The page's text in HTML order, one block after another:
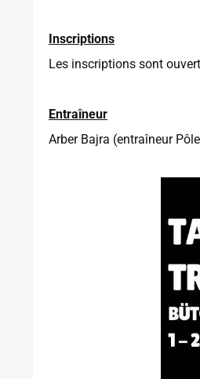
Inscriptions
Les inscriptions sont
Entraîneur
Arber Bajra (entraîneur